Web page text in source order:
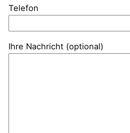
Telefon
Ihre Nachricht (optional)